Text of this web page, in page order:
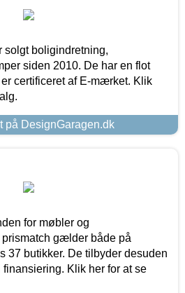
solgt boligindretning,
siden 2010. De har en flot
certificeret af E-mærket. Klik
på DesignGaragen.dk
for møbler og
gælder både på
37 butikker. De tilbyder desuden
Klik her for at se